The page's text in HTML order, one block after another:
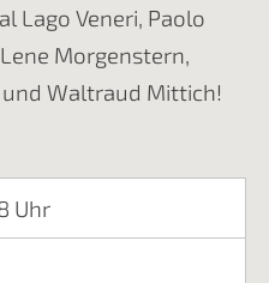
Lago Veneri, Paolo
Morgenstern,
Waltraud Mittich!
Uhr